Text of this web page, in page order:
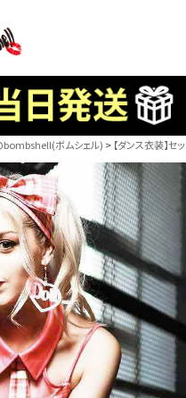
B/bomb
bombshell(ボムシェル) 【ダンス衣装】セ